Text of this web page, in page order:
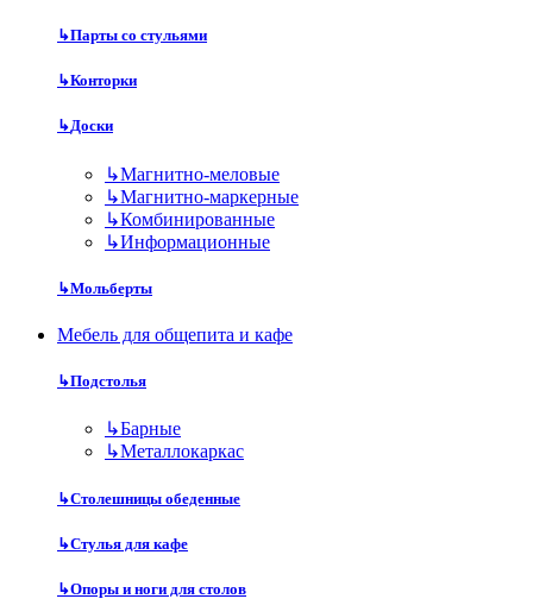
↳Парты со стульями
↳Конторки
↳Доски
↳Магнитно-меловые
↳Магнитно-маркерные
↳Комбинированные
↳Информационные
↳Мольберты
Мебель для общепита и кафе
↳Подстолья
↳Барные
↳Металлокаркас
↳Столешницы обеденные
↳Стулья для кафе
↳Опоры и ноги для столов